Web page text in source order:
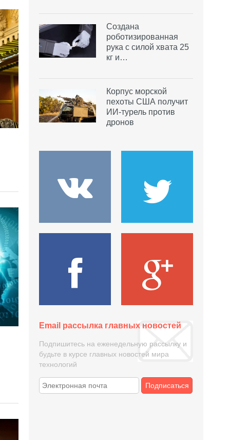
Создана
роботизированная
рука с силой хвата 25
кг и…
Корпус морской
пехоты США получит
ИИ-турель против
дронов
Email рассылка главных новостей
Подпишитесь на еженедельную рассылку и
будьте в курсе главных новостей мира
технологий
Подписаться